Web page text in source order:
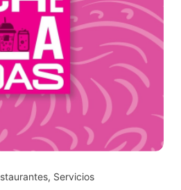
, Servicios